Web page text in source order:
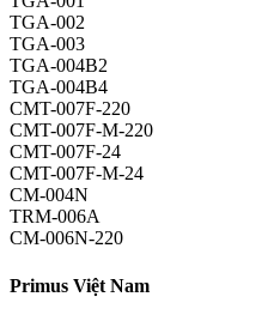
TGA-002
TGA-003
TGA-004B2
TGA-004B4
CMT-007F-220
CMT-007F-M-220
CMT-007F-24
CMT-007F-M-24
CM-004N
TRM-006A
CM-006N-220
Primus Việt Nam